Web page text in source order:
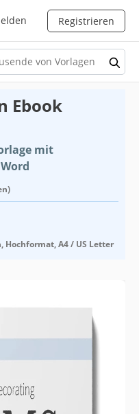
Registrieren
Ebook
mit
Hochformat, A4 / US Letter